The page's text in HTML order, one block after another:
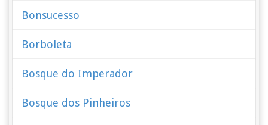
Bonsucesso
Borboleta
Bosque do Imperador
Bosque dos Pinheiros